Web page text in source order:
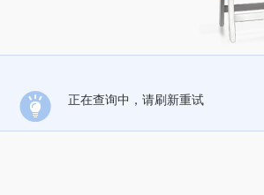
正在查询中，请刷新重试